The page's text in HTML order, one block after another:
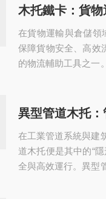
性能。橡膠和塑料本
失，提高能源利用效
木托鐵卡：貨
在貨物運輸與倉儲領
保障貨物安全、高效
的物流輔助工具之一
在運輸過程中可以緩
量使用的基礎裝備。
異型管道木托
在工業管道系統與建
道木托便是其中的“
全與高效運行。異型